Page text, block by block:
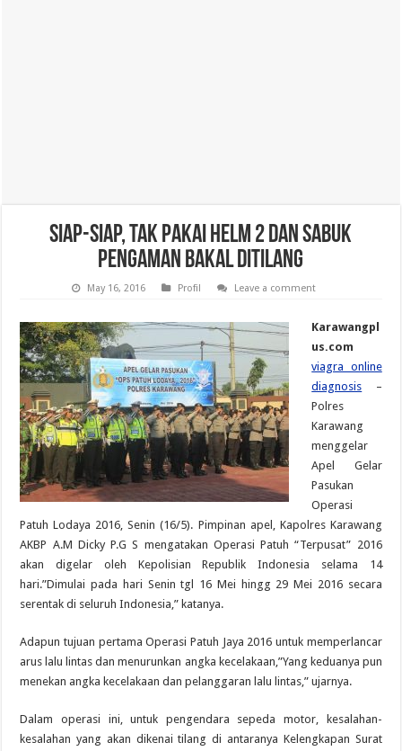
Siap-siap, tak Pakai Helm 2 dan Sabuk
Pengaman Bakal Ditilang
May 16, 2016 Profil Leave a comment
Karawangpl
us.com
viagra online
diagnosis –
Polres
Karawang
menggelar
Apel Gelar
Pasukan
Operasi
Patuh Lodaya 2016, Senin (16/5). Pimpinan apel, Kapolres Karawang
AKBP A.M Dicky P.G S mengatakan Operasi Patuh “Terpusat” 2016
akan digelar oleh Kepolisian Republik Indonesia selama 14
hari.”Dimulai pada hari Senin tgl 16 Mei hingg 29 Mei 2016 secara
serentak di seluruh Indonesia,” katanya.
Adapun tujuan pertama Operasi Patuh Jaya 2016 untuk memperlancar
arus lalu lintas dan menurunkan angka kecelakaan,”Yang keduanya pun
menekan angka kecelakaan dan pelanggaran lalu lintas,” ujarnya.
Dalam operasi ini, untuk pengendara sepeda motor, kesalahan-
kesalahan yang akan dikenai tilang di antaranya Kelengkapan Surat